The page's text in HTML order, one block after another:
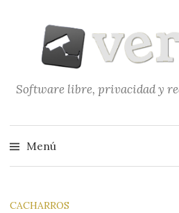
contenido
Software libre, privacidad y
Menú
CACHARROS